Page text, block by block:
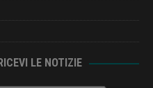
LE NOTIZIE